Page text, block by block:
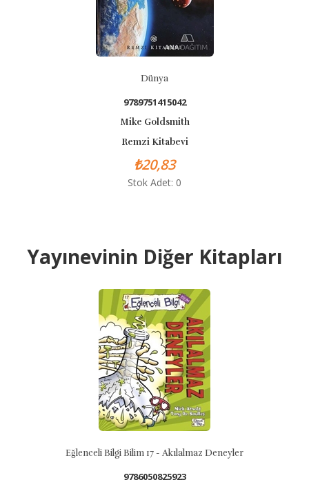
Dünya
9789751415042
Mike Goldsmith
Remzi Kitabevi
₺20,83
Stok Adet: 0
Yayınevinin Diğer Kitapları
Eğlenceli Bilgi Bilim 17 - Akılalmaz Deneyler
9786050825923